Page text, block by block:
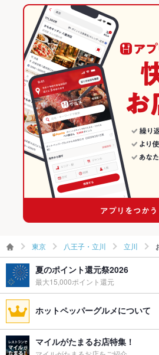
あり
バリアフリ
なし ：飲み会／宴会／接待／女
なし ：お近くのコインパーキン
TV・プロジ
ェクタ
あり
その他設備
2020年10/29オープン※設備に
などもお気軽に
お酒
お子様連れ
お子様連れ歓迎 ：ご家族でもゆ
けます。
ウェディン
グパーティ
ー二次会
お問い合わせください。
東京 × 和風
八王子・立川のグルメランキング
八王子・立川の居酒屋ランキング
立川のグルメランキング
立川の居酒屋ランキング
東京 八王子・立川 立川
夏のポイント還元祭2026
最大15,000ポイント還元
ホットペッパーグルメについて
マイルがたまるお店特集！